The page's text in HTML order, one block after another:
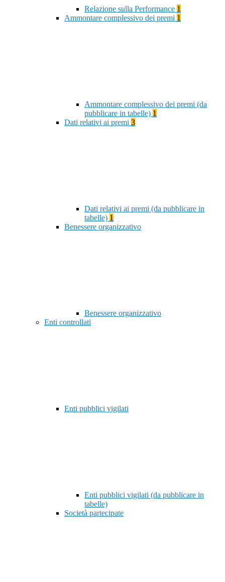
Relazione sulla Performance 1
Ammontare complessivo dei premi 1
Ammontare complessivo dei premi (da
pubblicare in tabelle) 1
Dati relativi ai premi 3
Dati relativi ai premi (da pubblicare in
tabelle) 1
Benessere organizzativo
Benessere organizzativo
Enti controllati
Enti pubblici vigilati
Enti pubblici vigilati (da pubblicare in
tabelle)
Società partecipate